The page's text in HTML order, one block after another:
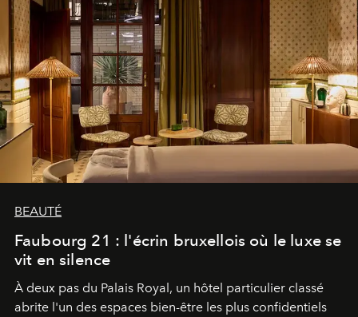
BEAUTÉ
Faubourg 21 : l'écrin bruxellois où le luxe se
vit en silence
À deux pas du Palais Royal, un hôtel particulier classé
abrite l'un des espaces bien-être les plus confidentiels